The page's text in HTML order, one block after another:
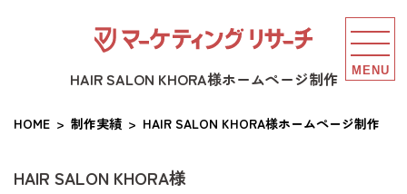
HAIR SALON KHORA様ホームページ制作 MENU
HOME 制作実績 HAIR SALON KHORA様ホームページ制作
HAIR SALON KHORA様